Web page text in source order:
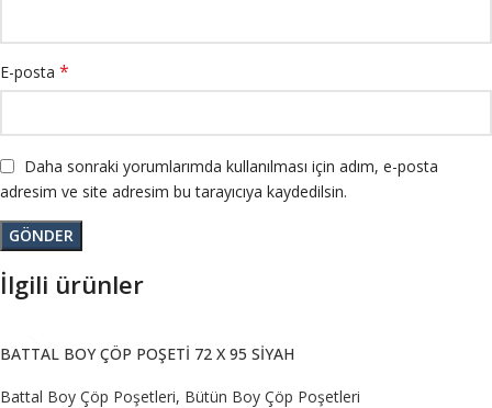
E-posta *
Daha sonraki yorumlarımda kullanılması için adım, e-posta
adresim ve site adresim bu tarayıcıya kaydedilsin.
İlgili ürünler
BATTAL BOY ÇÖP POŞETİ 72 X 95 SİYAH
Battal Boy Çöp Poşetleri, Bütün Boy Çöp Poşetleri